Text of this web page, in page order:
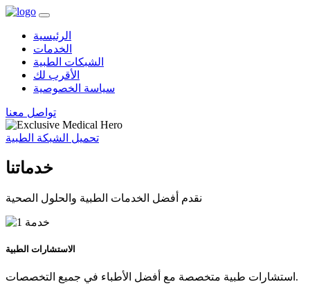
الرئيسية
الخدمات
الشبكات الطبية
الأقرب لك
سياسة الخصوصية
تواصل معنا
تحميل الشبكة الطبية
خدماتنا
نقدم أفضل الخدمات الطبية والحلول الصحية
الاستشارات الطبية
استشارات طبية متخصصة مع أفضل الأطباء في جميع التخصصات.